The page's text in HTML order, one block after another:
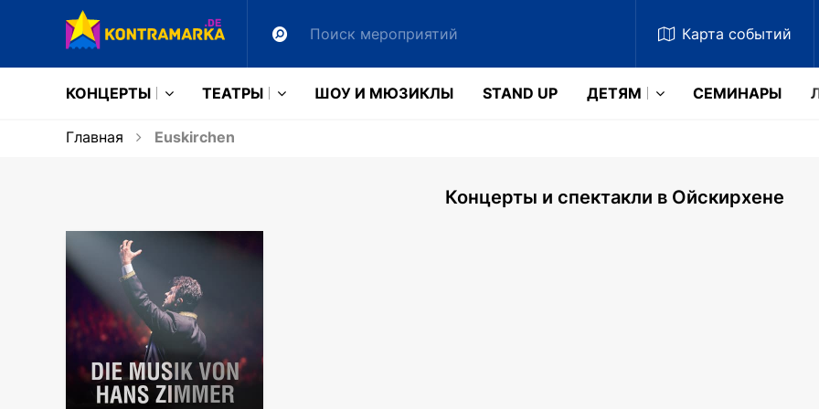
Карта событий
КОНЦЕРТЫ ТЕАТРЫ ШОУ И МЮЗИКЛЫ STAND UP ДЕТЯМ CЕМИНАРЫ
Главная Euskirchen
Концерты и спектакли в Ойскирхене